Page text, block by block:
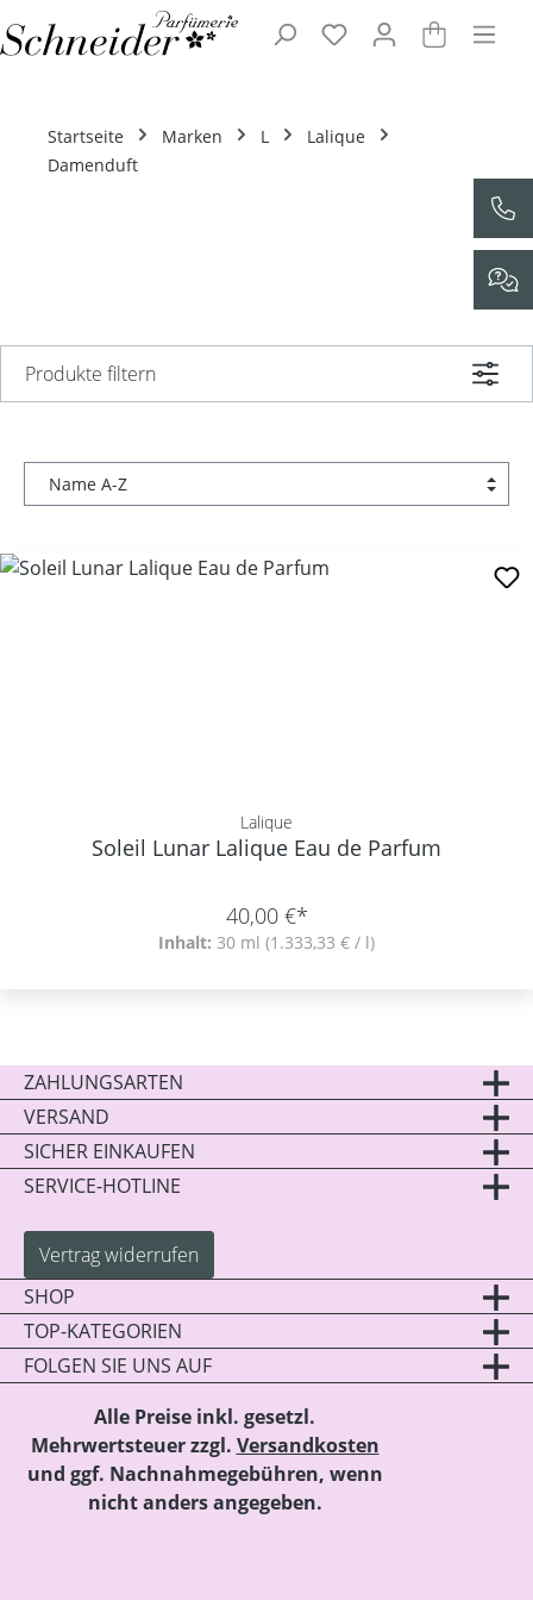
Zum Hauptinhalt springen
Startseite Marken L
Lalique
Damenduft
Produkte filtern
Lalique
Soleil Lunar Lalique Eau de Parfum
40,00 €*
Inhalt: 30 ml (1.333,33 € / l)
ZAHLUNGSARTEN
VERSAND
SICHER EINKAUFEN
SERVICE-HOTLINE
Vertrag widerrufen
SHOP
TOP-KATEGORIEN
FOLGEN SIE UNS AUF
Alle Preise inkl. gesetzl.
Mehrwertsteuer zzgl. Versandkosten
und ggf. Nachnahmegebühren, wenn
nicht anders angegeben.